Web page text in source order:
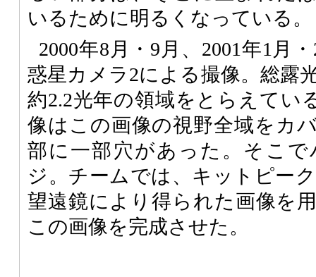
いるために明るくなっている。
2000年8月・9月、2001年1月
惑星カメラ2による撮像。総露
約2.2光年の領域をとらえてい
像はこの画像の視野全域をカ
部に一部穴があった。そこ
ジ。チームでは、キットピー
望遠鏡により得られた画像を
この画像を完成させた。